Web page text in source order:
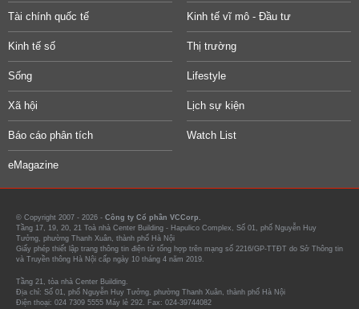
Tài chính quốc tế Kinh tế vĩ mô - Đầu tư
Kinh tế số Thị trường
Sống Lifestyle
Xã hội Lịch sự kiện
Báo cáo phân tích Watch List
eMagazine
© Copyright 2007 - 2026 - Công ty Cổ phần VCCorp.
Tầng 17, 19, 20, 21 Toà nhà Center Building - Hapulico Complex, Số 01, phố Nguyễn Huy
Tưởng, phường Thanh Xuân, thành phố Hà Nội
Giấy phép thiết lập trang thông tin điện tử tổng hợp trên mạng số 2216/GP-TTĐT do Sở Thông tin
và Truyền thông Hà Nội cấp ngày 10 tháng 4 năm 2019.
Tầng 21, tòa nhà Center Building.
Địa chỉ: Số 01, phố Nguyễn Huy Tưởng, phường Thanh Xuân, thành phố Hà Nội
Điện thoại: 024 7309 5555 Máy lẻ 292. Fax: 024-39744082